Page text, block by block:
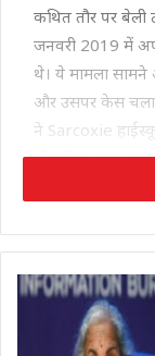
कथित तौर पर बेली
जनवरी 2019 में
थे। ये मामला सामने
और उसपर केस
ने Sarcoxie
भी सरेंडर करना
उत्पीड़न केस को
Sexual Assault
रिपोर्ट के अनुसार,
बाद अभियोजकों